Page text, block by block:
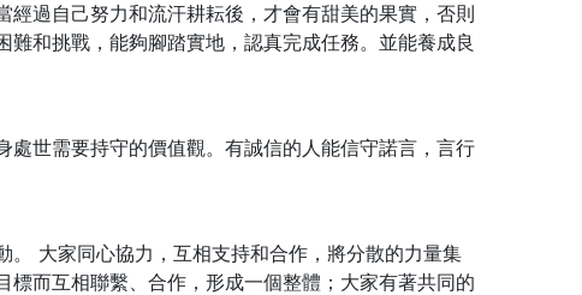
過自己努力和流汗耕耘後，才會有甜美的果實，否則
和挑戰，能夠腳踏實地，認真完成任務。並能養成良
世需要持守的價值觀。有誠信的人能信守諾言，言行
大家同心協力，互相支持和合作，將分散的力量集
而互相聯繫、合作，形成一個整體；大家有著共同的